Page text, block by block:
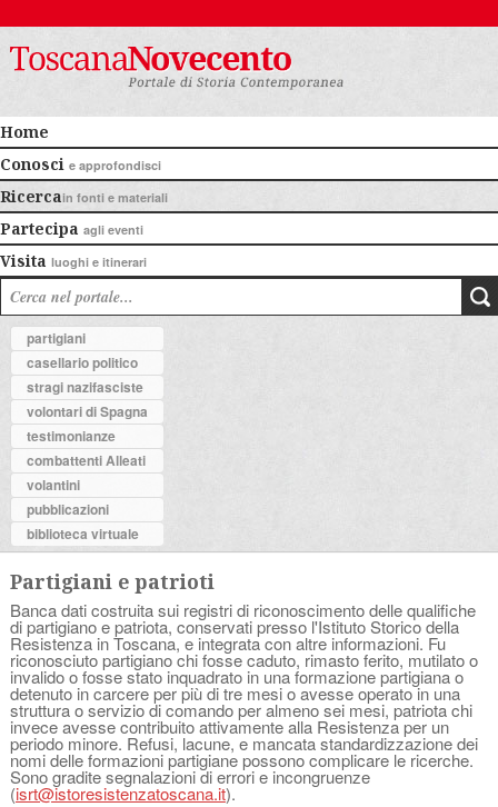
Home
Conosci e approfondisci
Ricercain fonti e materiali
Partecipa agli eventi
Visita luoghi e itinerari
partigiani
casellario politico
stragi nazifasciste
volontari di Spagna
testimonianze
combattenti Alleati
volantini
pubblicazioni
biblioteca virtuale
Partigiani e patrioti
Banca dati costruita sui registri di riconoscimento delle qualifiche
di partigiano e patriota, conservati presso l'Istituto Storico della
Resistenza in Toscana, e integrata con altre informazioni. Fu
riconosciuto partigiano chi fosse caduto, rimasto ferito, mutilato o
invalido o fosse stato inquadrato in una formazione partigiana o
detenuto in carcere per più di tre mesi o avesse operato in una
struttura o servizio di comando per almeno sei mesi, patriota chi
invece avesse contribuito attivamente alla Resistenza per un
periodo minore. Refusi, lacune, e mancata standardizzazione dei
nomi delle formazioni partigiane possono complicare le ricerche.
Sono gradite segnalazioni di errori e incongruenze
(isrt@istoresistenzatoscana.it).